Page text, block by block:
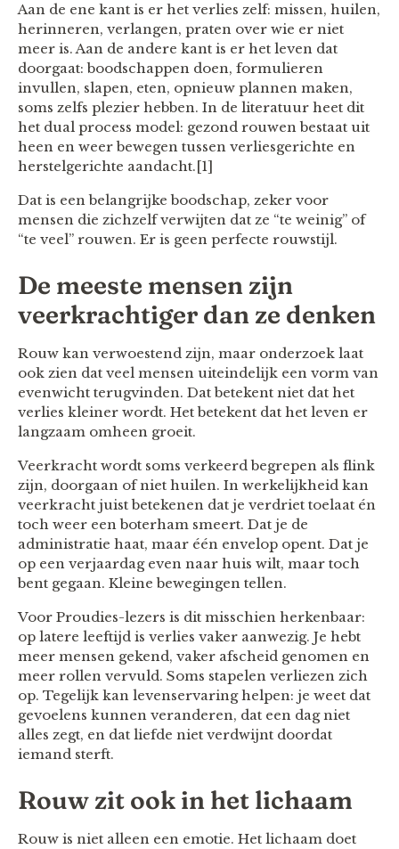
Aan de ene kant is er het verlies zelf: missen, huilen,
herinneren, verlangen, praten over wie er niet
meer is. Aan de andere kant is er het leven dat
doorgaat: boodschappen doen, formulieren
invullen, slapen, eten, opnieuw plannen maken,
soms zelfs plezier hebben. In de literatuur heet dit
het dual process model: gezond rouwen bestaat uit
heen en weer bewegen tussen verliesgerichte en
herstelgerichte aandacht.[1]
Dat is een belangrijke boodschap, zeker voor
mensen die zichzelf verwijten dat ze “te weinig” of
“te veel” rouwen. Er is geen perfecte rouwstijl.
De meeste mensen zijn
veerkrachtiger dan ze denken
Rouw kan verwoestend zijn, maar onderzoek laat
ook zien dat veel mensen uiteindelijk een vorm van
evenwicht terugvinden. Dat betekent niet dat het
verlies kleiner wordt. Het betekent dat het leven er
langzaam omheen groeit.
Veerkracht wordt soms verkeerd begrepen als flink
zijn, doorgaan of niet huilen. In werkelijkheid kan
veerkracht juist betekenen dat je verdriet toelaat én
toch weer een boterham smeert. Dat je de
administratie haat, maar één envelop opent. Dat je
op een verjaardag even naar huis wilt, maar toch
bent gegaan. Kleine bewegingen tellen.
Voor Proudies-lezers is dit misschien herkenbaar:
op latere leeftijd is verlies vaker aanwezig. Je hebt
meer mensen gekend, vaker afscheid genomen en
meer rollen vervuld. Soms stapelen verliezen zich
op. Tegelijk kan levenservaring helpen: je weet dat
gevoelens kunnen veranderen, dat een dag niet
alles zegt, en dat liefde niet verdwijnt doordat
iemand sterft.
Rouw zit ook in het lichaam
Rouw is niet alleen een emotie. Het lichaam doet